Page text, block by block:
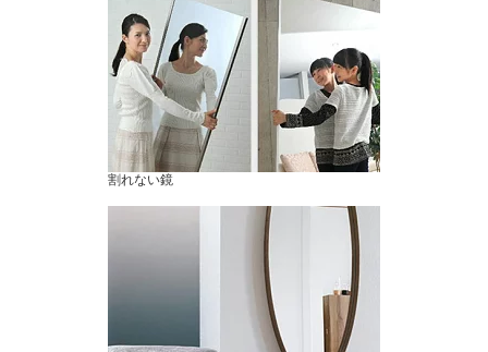
割れない鏡